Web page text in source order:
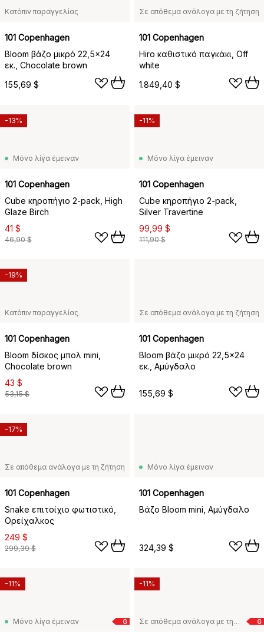
Κατόπιν παραγγελίας
101 Copenhagen
Bloom βάζο μικρό 22,5x24
εκ., Chocolate brown
155,69 $
Σε απόθεμα ανάλογα με τη ζήτηση
101 Copenhagen
Hiro καθιστικό παγκάκι, Off
white
1.849,40 $
Μόνο λίγα έμειναν
101 Copenhagen
Cube κηροπήγιο 2-pack, High
Glaze Birch
41 $
46,90 $
-13%
Μόνο λίγα έμειναν
101 Copenhagen
Cube κηροπήγιο 2-pack,
Silver Travertine
99,99 $
111,90 $
-11%
Κατόπιν παραγγελίας
101 Copenhagen
Bloom δίσκος μπολ mini,
Chocolate brown
43 $
53,15 $
-19%
Σε απόθεμα ανάλογα με τη ζήτηση
101 Copenhagen
Bloom βάζο μικρό 22,5x24
εκ., Αμύγδαλο
155,69 $
Σε απόθεμα ανάλογα με τη ζήτηση
101 Copenhagen
Snake επιτοίχιο φωτιστικό,
Ορείχαλκος
249 $
299,39 $
-17%
Μόνο λίγα έμειναν
101 Copenhagen
Βάζο Bloom mini, Αμύγδαλο
324,39 $
G
Μόνο λίγα έμειναν
-11%
G
Σε απόθεμα ανάλογα με τη ζήτηση
-11%